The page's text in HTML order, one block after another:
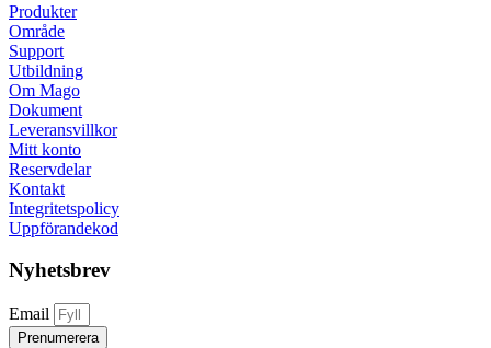
Produkter
Område
Support
Utbildning
Om Mago
Dokument
Leveransvillkor
Mitt konto
Reservdelar
Kontakt
Integritetspolicy
Uppförandekod
Nyhetsbrev
Email
Prenumerera